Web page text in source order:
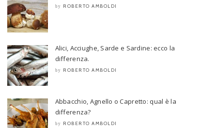
by ROBERTO AMBOLDI
Alici, Acciughe, Sarde e Sardine: ecco la
differenza.
by ROBERTO AMBOLDI
Abbacchio, Agnello o Capretto: qual è la
differenza?
by ROBERTO AMBOLDI